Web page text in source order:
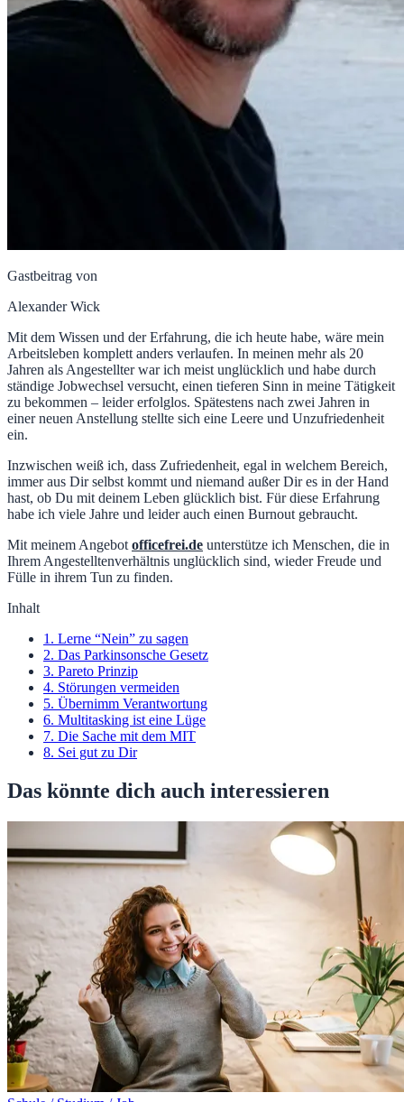
Gastbeitrag von
Alexander Wick
Mit dem Wissen und der Erfahrung, die ich heute habe, wäre mein
Arbeitsleben komplett anders verlaufen. In meinen mehr als 20
Jahren als Angestellter war ich meist unglücklich und habe durch
ständige Jobwechsel versucht, einen tieferen Sinn in meine Tätigkeit
zu bekommen – leider erfolglos. Spätestens nach zwei Jahren in
einer neuen Anstellung stellte sich eine Leere und Unzufriedenheit
ein.
Inzwischen weiß ich, dass Zufriedenheit, egal in welchem Bereich,
immer aus Dir selbst kommt und niemand außer Dir es in der Hand
hast, ob Du mit deinem Leben glücklich bist. Für diese Erfahrung
habe ich viele Jahre und leider auch einen Burnout gebraucht.
Mit meinem Angebot officefrei.de unterstütze ich Menschen, die in
Ihrem Angestelltenverhältnis unglücklich sind, wieder Freude und
Fülle in ihrem Tun zu finden.
Inhalt
1. Lerne “Nein” zu sagen
2. Das Parkinsonsche Gesetz
3. Pareto Prinzip
4. Störungen vermeiden
5. Übernimm Verantwortung
6. Multitasking ist eine Lüge
7. Die Sache mit dem MIT
8. Sei gut zu Dir
Das könnte dich auch interessieren